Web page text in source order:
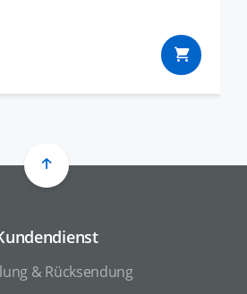
& Rücksendung